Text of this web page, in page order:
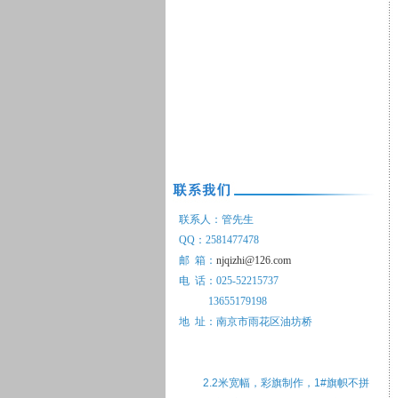
联系人：管先生
QQ：2581477478
邮 箱： njqizhi@126.com
电 话：025-52215737
13655179198
地 址：南京市雨花区油坊桥
2.2米宽幅，彩旗制作，1#旗帜不拼